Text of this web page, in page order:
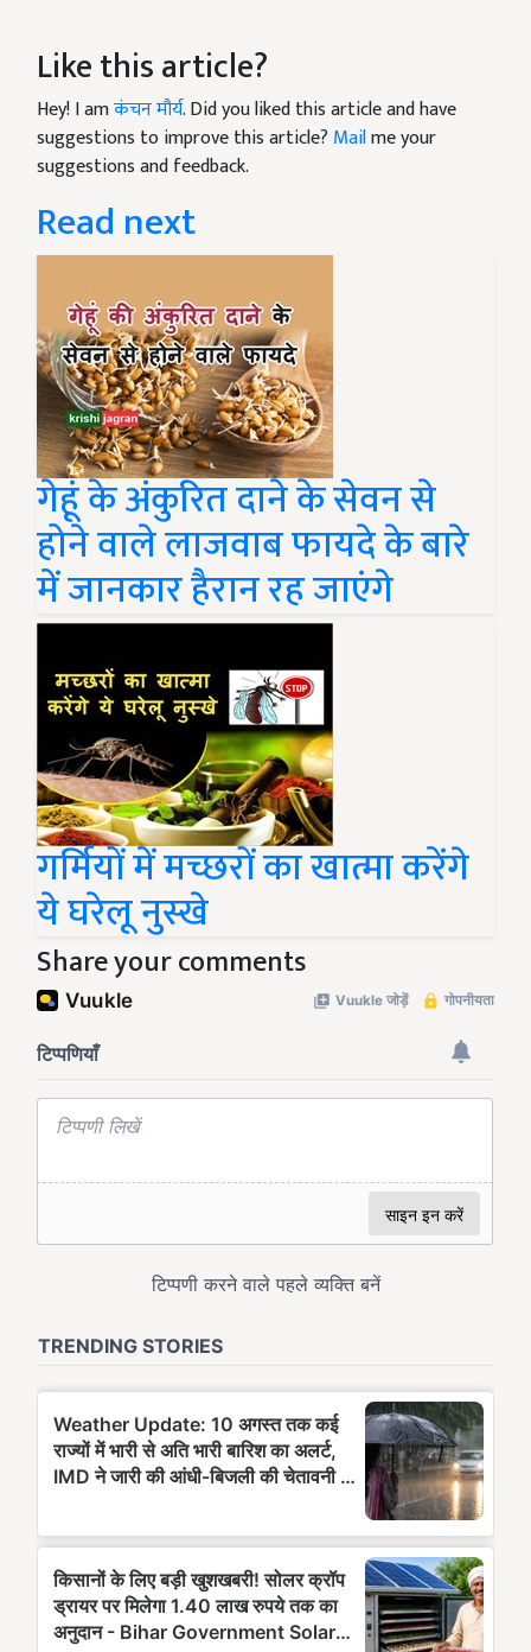
Like this article?
Hey! I amकंचन मौर्य. Did you liked this article and have
suggestions to improve this article? Mailme your
suggestions and feedback.
Read next
गेहूं के अंकुरित दाने के सेवन से
होने वाले लाजवाब फायदे के बारे
में जानकार हैरान रह जाएंगे
गर्मियों में मच्छरों का खात्मा करेंगे
ये घरेलू नुस्खे
Share your comments